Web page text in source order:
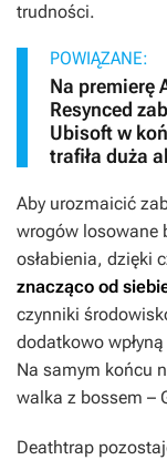
trudności.
POWIĄZANE:
Na premierę
Resynced
Ubisoft w
trafiła duża
Aby urozmaicić
wrogów losowane
osłabienia, dzięki
znacząco od
czynniki
dodatkowo
Na samym końcu
walka z bossem –
Deathtrap